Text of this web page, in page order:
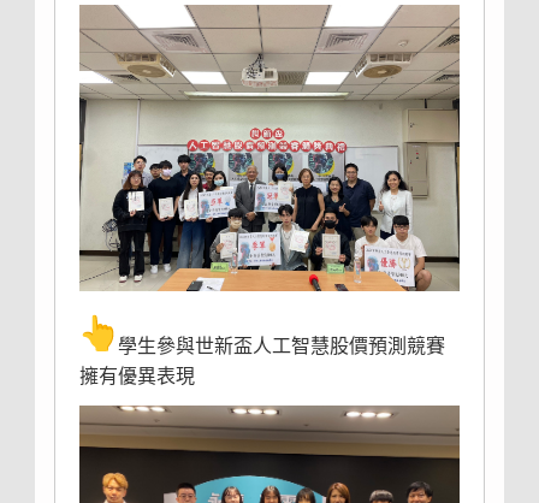
學生參與世新盃人工智慧股價預測競賽
擁有優異表現